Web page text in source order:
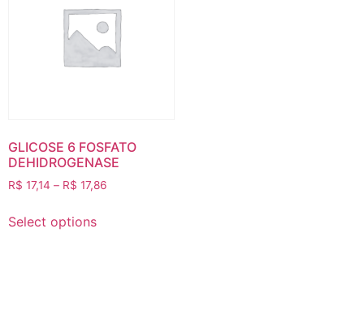
GLICOSE 6 FOSFATO
DEHIDROGENASE
R$ 17,14 – R$ 17,86
Select options